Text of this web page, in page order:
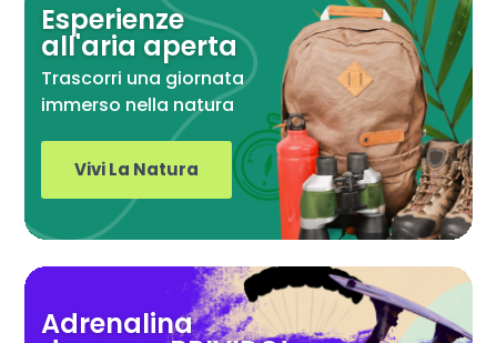
Esperienze
all'aria aperta
Trascorri una giornata
immerso nella natura
Vivi La Natura
Adrenalina